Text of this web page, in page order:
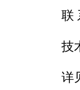
联
技
详